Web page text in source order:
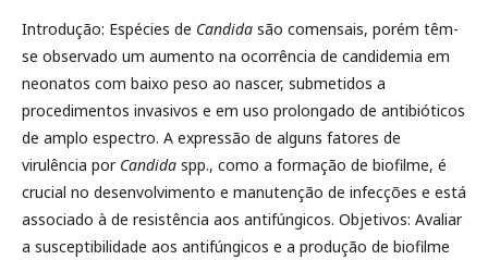
Introdução: Espécies de Candida são comensais, porém têm-
se observado um aumento na ocorrência de candidemia em
neonatos com baixo peso ao nascer, submetidos a
procedimentos invasivos e em uso prolongado de antibióticos
de amplo espectro. A expressão de alguns fatores de
virulência por Candida spp., como a formação de biofilme, é
crucial no desenvolvimento e manutenção de infecções e está
associado à de resistência aos antifúngicos. Objetivos: Avaliar
a susceptibilidade aos antifúngicos e a produção de biofilme